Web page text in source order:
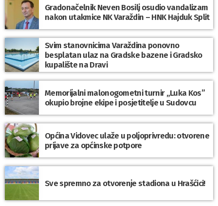
Gradonačelnik Neven Bosilj osudio vandalizam
nakon utakmice NK Varaždin – HNK Hajduk Split
Svim stanovnicima Varaždina ponovno
besplatan ulaz na Gradske bazene i Gradsko
kupalište na Dravi
Memorijalni malonogometni turnir „Luka Kos”
okupio brojne ekipe i posjetitelje u Sudovcu
Općina Vidovec ulaže u poljoprivredu: otvorene
prijave za općinske potpore
Sve spremno za otvorenje stadiona u Hrašćici!